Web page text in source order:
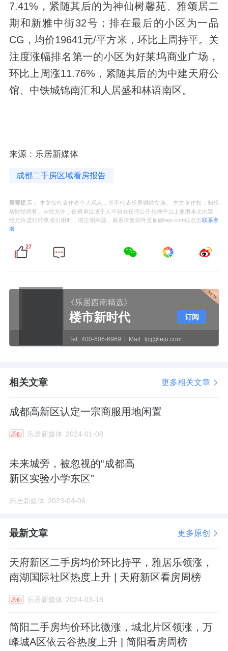
7.41%，紧随其后的为神仙树馨苑、雅颂居二
期和新雅中街32号；排在最后的小区为一品
CG，均价19641元/平方米，环比上周持平。关
注度涨幅排名第一的小区为好莱坞商业广场，
环比上周涨11.76%，紧随其后的为中建天府公
馆、中铁城锦南汇和人居盛和林语南区。
来源：乐居新媒体
成都二手房区域看房报告
重要提示：
本文仅代表作者个人观点，并不代表乐居财经立场。 本文著作权，归乐
居财经所有。未经允许，任何单位或个人不得在任何公开传播平台上使用本文内容；
经允许进行转载或引用时，请注明来源。联系请发邮件至ljcj@leju.com或点击联系客
服
27
《乐居西南精选》
楼市新时代
Tel: 400-606-6969 Mail: ljcj@leju.com
订阅
相关文章 更多相关文章
成都高新区认定一宗商服用地闲置
原创 乐居新媒体 2024-01-08
未来城旁，被忽视的“成都高
新区实验小学东区”
乐居新媒体 2023-04-06
最新文章 更多原创
天府新区二手房均价环比持平，雅居乐领涨，
南湖国际社区热度上升 | 天府新区看房周榜
原创 乐居新媒体 2024-03-18
简阳二手房均价环比微涨，城北片区领涨，万
峰城A区依云谷热度上升 | 简阳看房周榜